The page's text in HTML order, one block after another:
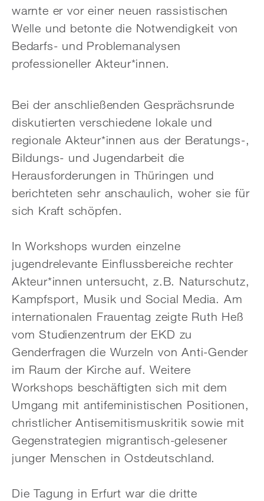
warnte er vor einer neuen rassistischen
Welle und betonte die Notwendigkeit von
Bedarfs- und Problemanalysen
professioneller Akteur*innen.
Bei der anschließenden Gesprächsrunde
diskutierten verschiedene lokale und
regionale Akteur*innen aus der Beratungs-,
Bildungs- und Jugendarbeit die
Herausforderungen in Thüringen und
berichteten sehr anschaulich, woher sie für
sich Kraft schöpfen.
In Workshops wurden einzelne
jugendrelevante Einflussbereiche rechter
Akteur*innen untersucht, z.B. Naturschutz,
Kampfsport, Musik und Social Media. Am
internationalen Frauentag zeigte Ruth Heß
vom Studienzentrum der EKD zu
Genderfragen die Wurzeln von Anti-Gender
im Raum der Kirche auf. Weitere
Workshops beschäftigten sich mit dem
Umgang mit antifeministischen Positionen,
christlicher Antisemitismuskritik sowie mit
Gegenstrategien migrantisch-gelesener
junger Menschen in Ostdeutschland.
Die Tagung in Erfurt war die dritte